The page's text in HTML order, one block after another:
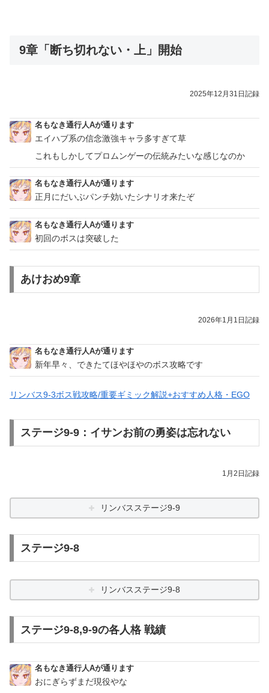
9章「断ち切れない・上」開始
2025年12月31日記録
名もなき通行人Aが通ります
エイハブ系の信念激強キャラ多すぎて草
これもしかしてプロムンゲーの伝統みたいな感じなのか
名もなき通行人Aが通ります
正月にだいぶパンチ効いたシナリオ来たぞ
名もなき通行人Aが通ります
初回のボスは突破した
あけおめ9章
2026年1月1日記録
名もなき通行人Aが通ります
新年早々、できたてほやほやのボス攻略です
リンバス9-3ボス戦攻略/重要ギミック解説+おすすめ人格・EGO
ステージ9-9：イサンお前の勇姿は忘れない
1月2日記録
リンバスステージ9-9
ステージ9-8
リンバスステージ9-8
ステージ9-8,9-9の各人格 戦績
名もなき通行人Aが通ります
おにぎらずまだ現役やな